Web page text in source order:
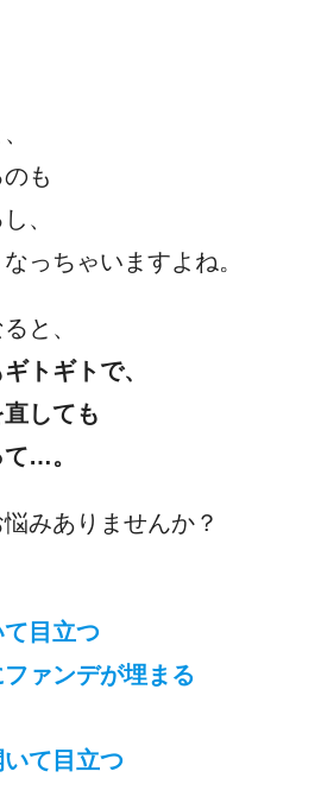
も
、
っちゃいますよね。
と、
トギトで、
しても
…。
みありませんか？
目立つ
ァンデが埋まる
て目立つ